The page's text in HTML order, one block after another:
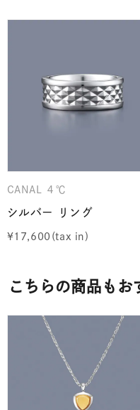
CANAL ４℃
シルバー リング
¥17,600
こちらの商品もお